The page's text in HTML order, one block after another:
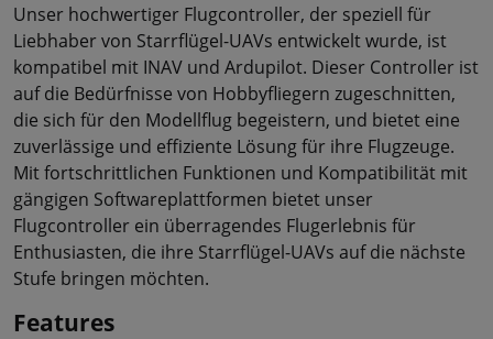
Unser hochwertiger Flugcontroller, der speziell für
Liebhaber von Starrflügel-UAVs entwickelt wurde, ist
kompatibel mit INAV und Ardupilot. Dieser Controller ist
auf die Bedürfnisse von Hobbyfliegern zugeschnitten,
die sich für den Modellflug begeistern, und bietet eine
zuverlässige und effiziente Lösung für ihre Flugzeuge.
Mit fortschrittlichen Funktionen und Kompatibilität mit
gängigen Softwareplattformen bietet unser
Flugcontroller ein überragendes Flugerlebnis für
Enthusiasten, die ihre Starrflügel-UAVs auf die nächste
Stufe bringen möchten.
Features